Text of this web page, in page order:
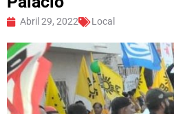
Abril 29, 2022 Local